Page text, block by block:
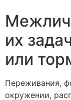
их
или
Переживания,
окружении,